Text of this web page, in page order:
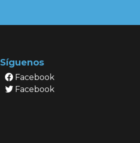
Síguenos
Facebook
Facebook